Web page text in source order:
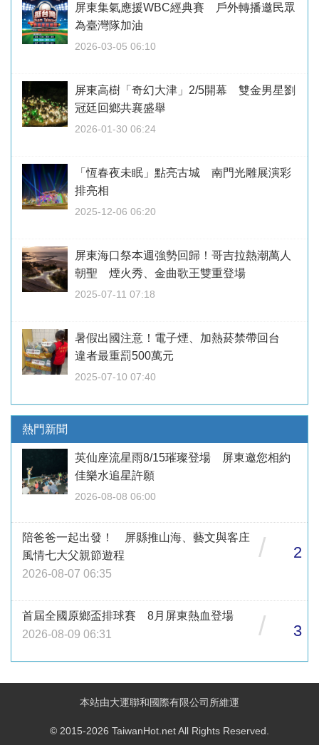
屏東集氣應援WBC經典賽 戶外轉播邀民眾
為臺灣隊加油
2026-03-05 06:10
屏東高樹「奇幻大津」2/5開幕 雙金男星劉
冠廷回鄉共襄盛舉
2026-01-30 06:24
「恆春夜未眠」點亮古城 南門光雕展演彩
排亮相
2025-12-06 06:20
屏東海口祭本週強勢回歸！哥吉拉熱潮萬人
朝聖 煙火秀、金曲歌王雙重登場
2025-07-11 07:18
暑假出國注意！電子煙、加熱菸禁帶回台
違者最重罰500萬元
2025-07-10 07:40
熱門新聞
英仙座流星雨8/15璀璨登場 屏東邀您相約
佳樂水追星許願
2026-08-08 06:00
陪爸爸一起出發！ 屏縣推山海、藝文與客庄
風情七大父親節遊程
2026-08-07 06:35
/ 2
首屆全國原鄉盃排球賽 8月屏東熱血登場
2026-08-09 06:31
/ 3
本站由大運聯和國際有限公司所維運
© 2015-2026 TaiwanHot.net All Rights Reserved.